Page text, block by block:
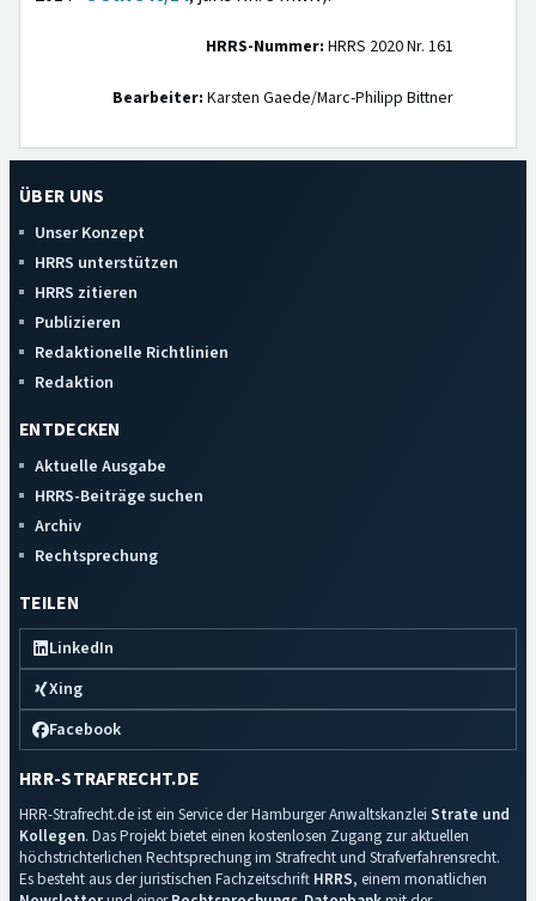
HRRS-Nummer: HRRS 2020 Nr. 161
Bearbeiter: Karsten Gaede/Marc-Philipp Bittner
ÜBER UNS
Unser Konzept
HRRS unterstützen
HRRS zitieren
Publizieren
Redaktionelle Richtlinien
Redaktion
ENTDECKEN
Aktuelle Ausgabe
HRRS-Beiträge suchen
Archiv
Rechtsprechung
TEILEN
LinkedIn
Xing
Facebook
HRR-STRAFRECHT.DE
HRR-Strafrecht.de ist ein Service der Hamburger Anwaltskanzlei Strate und
Kollegen. Das Projekt bietet einen kostenlosen Zugang zur aktuellen
höchstrichterlichen Rechtsprechung im Strafrecht und Strafverfahrensrecht.
Es besteht aus der juristischen Fachzeitschrift HRRS, einem monatlichen